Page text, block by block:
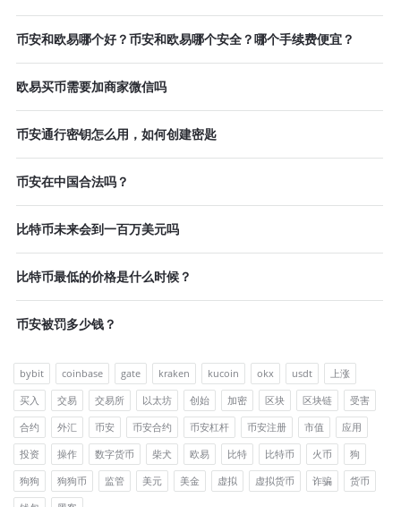
币安和欧易哪个好？币安和欧易哪个安全？哪个手续费便宜？
欧易买币需要加商家微信吗
币安通行密钥怎么用，如何创建密匙
币安在中国合法吗？
比特币未来会到一百万美元吗
比特币最低的价格是什么时候？
币安被罚多少钱？
bybit coinbase gate kraken kucoin okx usdt
上涨
买入
交易 交易所 以太坊 创始 加密 区块 区块链
受害
合约
外汇 币安 币安合约 币安杠杆 币安注册 市值
应用
投资
操作 数字货币 柴犬 欧易 比特 比特币 火币
狗
狗狗
狗狗币 监管 美元 美金 虚拟 虚拟货币 诈骗
货币